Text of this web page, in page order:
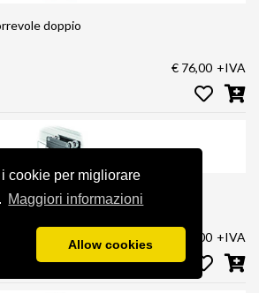
cookie per migliorare
Maggiori informazioni
Allow cookies
doppio
€ 76,00 +IVA
con 2 frizioni
€ 106,00 +IVA